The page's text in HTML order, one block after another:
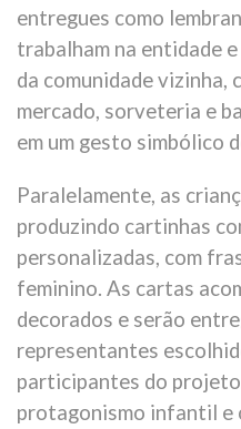
entregues como
trabalham na entidade
da comunidade vizinha,
mercado, sorveteria e
em um gesto simbólico
Paralelamente, as
produzindo cartinhas
personalizadas, com
feminino. As cartas
decorados e serão
representantes
participantes do
protagonismo infantil e